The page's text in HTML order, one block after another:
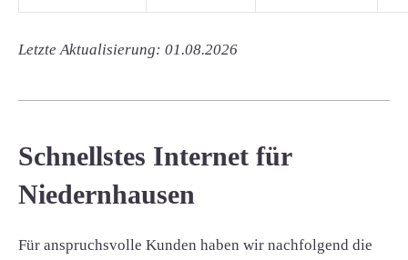
Letzte Aktualisierung: 01.08.2026
Schnellstes Internet für
Niedernhausen
Für anspruchsvolle Kunden haben wir nachfolgend die